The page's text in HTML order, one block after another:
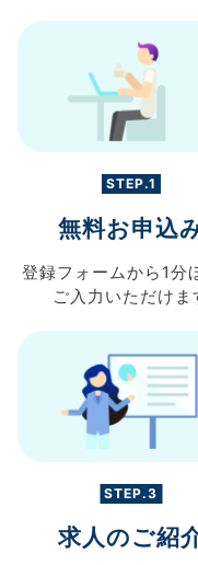
STEP.1
無料お申込
登録フォームから 1分
ご入力 いただけま
STEP.3
求人のご紹